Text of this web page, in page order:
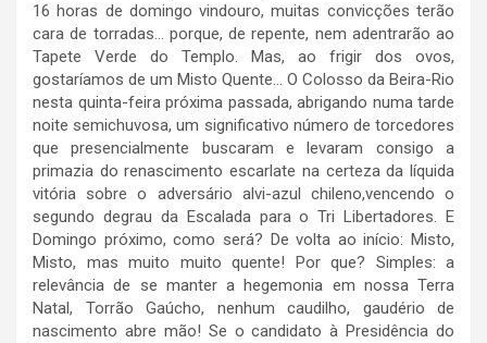
16 horas de domingo vindouro, muitas convicções terão
cara de torradas… porque, de repente, nem adentrarão ao
Tapete Verde do Templo. Mas, ao frigir dos ovos,
gostaríamos de um Misto Quente… O Colosso da Beira-Rio
nesta quinta-feira próxima passada, abrigando numa tarde
noite semichuvosa, um significativo número de torcedores
que presencialmente buscaram e levaram consigo a
primazia do renascimento escarlate na certeza da líquida
vitória sobre o adversário alvi-azul chileno,vencendo o
segundo degrau da Escalada para o Tri Libertadores. E
Domingo próximo, como será? De volta ao início: Misto,
Misto, mas muito muito quente! Por que? Simples: a
relevância de se manter a hegemonia em nossa Terra
Natal, Torrão Gaúcho, nenhum caudilho, gaudério de
nascimento abre mão! Se o candidato à Presidência do